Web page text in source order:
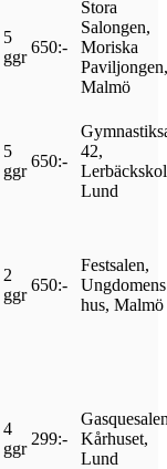
5
ggr
650:-
Stora
Salongen,
Moriska
Paviljongen,
Malmö
5
ggr
650:-
42,
Lund
2
ggr
650:-
Festsalen,
Ungdomens
hus, Malmö
4
ggr
299:-
Kårhuset,
Lund